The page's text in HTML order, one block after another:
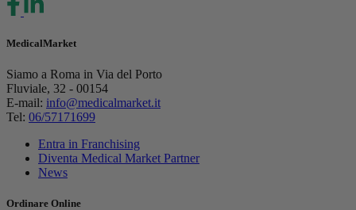
MedicalMarket
Siamo a Roma in Via del Porto
Fluviale, 32 - 00154
E-mail: info@medicalmarket.it
Tel: 06/57171699
Entra in Franchising
Diventa Medical Market Partner
News
Ordinare Online